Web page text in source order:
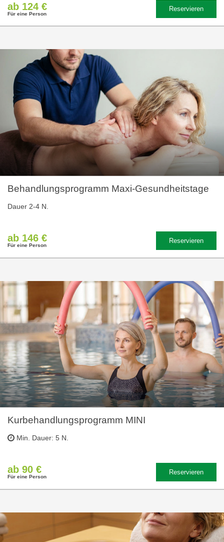
ab 124 €
Für eine Person
Reservieren
Behandlungsprogramm Maxi-Gesundheitstage
Dauer 2-4 N.
ab 146 €
Für eine Person
Reservieren
Kurbehandlungsprogramm MINI
Min. Dauer: 5 N.
ab 90 €
Für eine Person
Reservieren